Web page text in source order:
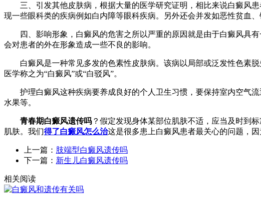
三、引发其他皮肤病，根据大量的医学研究证明，相比来说白癜风患
现一些眼科类的疾病例如白内障等眼科疾病。另外还会并发如恶性贫血、
四、影响形象，白癜风的危害之所以严重的原因就是由于白癜风具有
会对患者的外在形象造成一些不良的影响。
白癜风是一种常见多发的色素性皮肤病。该病以局部或泛发性色素脱
医学称之为“白癜风”或“白驳风”。
护理白癜风这种疾病要养成良好的个人卫生习惯，要保持室内空气流
水果等。
青春期白癜风遗传吗 ？假定发现身体某部位肌肤不适，应当及时到
肌肤。我们得了白癜风怎么治这是很多患上白癜风患者最关心的问题，
上一篇： 肢端型白癜风遗传吗
下一篇： 新生儿白癜风遗传吗
相关阅读